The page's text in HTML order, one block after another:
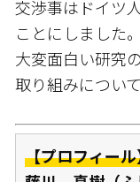
交渉事はドイツ
ことにしました。
大変面白い研究
取り組みについ
【プロフィー